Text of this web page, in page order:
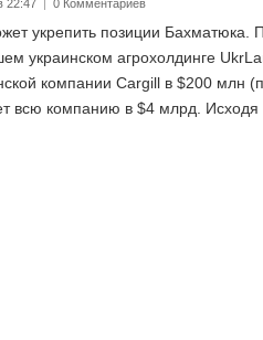
22:47 | 0 Комментариев
укрепить позиции Бахматюка.
украинском агрохолдинге
компании Cargill в $200 млн
всю компанию в $4 млрд.